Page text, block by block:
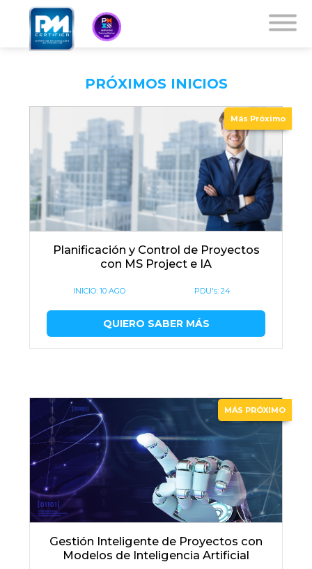
PRÓXIMOS INICIOS
Más Próximo
Planificación y Control de Proyectos
con MS Project e IA
INICIO:10 AGO PDU's: 24
QUIERO SABER MÁS
MÁS PRÓXIMO
Gestión Inteligente de Proyectos con
Modelos de Inteligencia Artificial